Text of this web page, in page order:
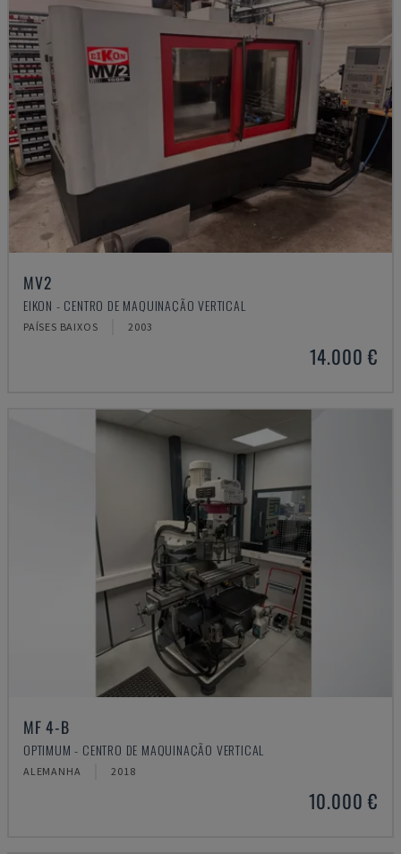
MV2
EIKON - CENTRO DE MAQUINAÇÃO VERTICAL
PAÍSES BAIXOS 2003
14.000 €
MF 4-B
OPTIMUM - CENTRO DE MAQUINAÇÃO VERTICAL
ALEMANHA 2018
10.000 €